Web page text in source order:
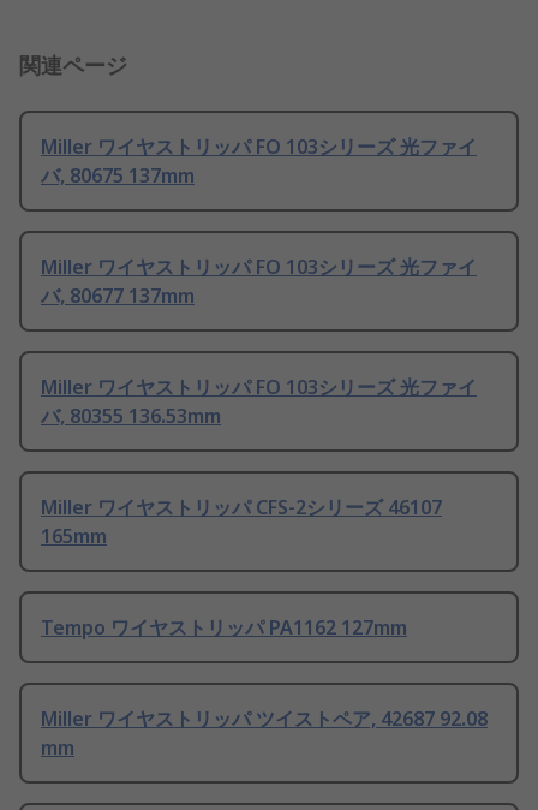
関連ページ
Miller ワイヤストリッパ FO 103シリーズ 光ファイ
バ, 80675 137mm
Miller ワイヤストリッパ FO 103シリーズ 光ファイ
バ, 80677 137mm
Miller ワイヤストリッパ FO 103シリーズ 光ファイ
バ, 80355 136.53mm
Miller ワイヤストリッパ CFS-2シリーズ 46107
165mm
Tempo ワイヤストリッパ PA1162 127mm
Miller ワイヤストリッパ ツイストペア, 42687 92.08
mm